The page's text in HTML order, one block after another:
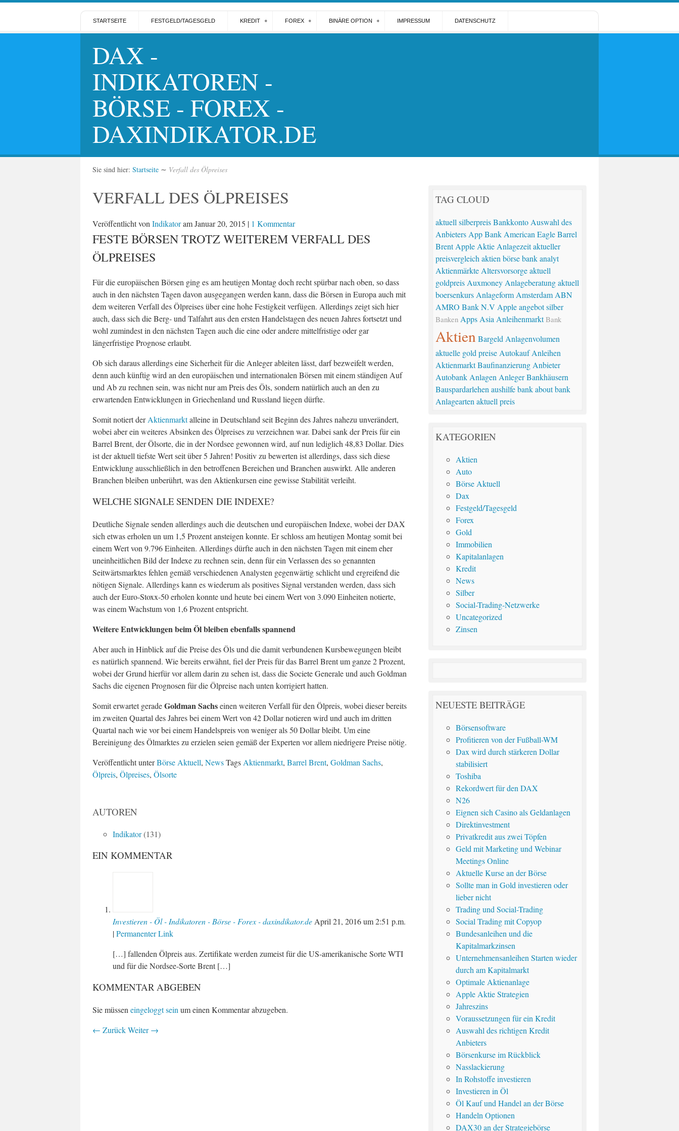
STARTSEITE FESTGELD/TAGESGELD KREDIT FOREX BINÄRE OPTION IMPRESSUM DATENSCHUTZ
DAX -
INDIKATOREN -
BÖRSE - FOREX -
DAXINDIKATOR.DE
Sie sind hier: Startseite ∼ Verfall des Ölpreises
VERFALL DES ÖLPREISES
Veröffentlicht von IndikatoramJanuar 20, 2015 | 1 Kommentar
FESTE BÖRSEN TROTZ WEITEREM VERFALL DES
ÖLPREISES
Für die europäischen Börsen ging es am heutigen Montag doch recht spürbar nach oben, so dass
auch in den nächsten Tagen davon ausgegangen werden kann, dass die Börsen in Europa auch mit
dem weiteren Verfall des Ölpreises über eine hohe Festigkeit verfügen. Allerdings zeigt sich hier
auch, dass sich die Berg- und Talfahrt aus den ersten Handelstagen des neuen Jahres fortsetzt und
wohl zumindest in den nächsten Tagen auch die eine oder andere mittelfristige oder gar
längerfristige Prognose erlaubt.
Ob sich daraus allerdings eine Sicherheit für die Anleger ableiten lässt, darf bezweifelt werden,
denn auch künftig wird an den europäischen und internationalen Börsen mit einem ständigen Auf
und Ab zu rechnen sein, was nicht nur am Preis des Öls, sondern natürlich auch an den zu
erwartenden Entwicklungen in Griechenland und Russland liegen dürfte.
Somit notiert derAktienmarktalleine in Deutschland seit Beginn des Jahres nahezu unverändert,
wobei aber ein weiteres Absinken des Ölpreises zu verzeichnen war. Dabei sank der Preis für ein
Barrel Brent, der Ölsorte, die in der Nordsee gewonnen wird, auf nun lediglich 48,83 Dollar. Dies
ist der aktuell tiefste Wert seit über 5 Jahren! Positiv zu bewerten ist allerdings, dass sich diese
Entwicklung ausschließlich in den betroffenen Bereichen und Branchen auswirkt. Alle anderen
Branchen bleiben unberührt, was den Aktienkursen eine gewisse Stabilität verleiht.
WELCHE SIGNALE SENDEN DIE INDEXE?
Deutliche Signale senden allerdings auch die deutschen und europäischen Indexe, wobei der DAX
sich etwas erholen un um 1,5 Prozent ansteigen konnte. Er schloss am heutigen Montag somit bei
einem Wert von 9.796 Einheiten. Allerdings dürfte auch in den nächsten Tagen mit einem eher
uneinheitlichen Bild der Indexe zu rechnen sein, denn für ein Verlassen des so genannten
Seitwärtsmarktes fehlen gemäß verschiedenen Analysten gegenwärtig schlicht und ergreifend die
nötigen Signale. Allerdings kann es wiederum als positives Signal verstanden werden, dass sich
auch der Euro-Stoxx-50 erholen konnte und heute bei einem Wert von 3.090 Einheiten notierte,
was einem Wachstum von 1,6 Prozent entspricht.
Weitere Entwicklungen beim Öl bleiben ebenfalls spannend
Aber auch in Hinblick auf die Preise des Öls und die damit verbundenen Kursbewegungen bleibt
es natürlich spannend. Wie bereits erwähnt, fiel der Preis für das Barrel Brent um ganze 2 Prozent,
wobei der Grund hierfür vor allem darin zu sehen ist, dass die Societe Generale und auch Goldman
Sachs die eigenen Prognosen für die Ölpreise nach unten korrigiert hatten.
Somit erwartet geradeGoldman Sachseinen weiteren Verfall für den Ölpreis, wobei dieser bereits
im zweiten Quartal des Jahres bei einem Wert von 42 Dollar notieren wird und auch im dritten
Quartal nach wie vor bei einem Handelspreis von weniger als 50 Dollar bleibt. Um eine
Bereinigung des Ölmarktes zu erzielen seien gemäß der Experten vor allem niedrigere Preise nötig.
Veröffentlicht unterBörse Aktuell, NewsTags Aktienmarkt, Barrel Brent, Goldman Sachs,
Ölpreis, Ölpreises, Ölsorte
AUTOREN
Indikator(131)
EIN KOMMENTAR
Investieren - Öl - Indikatoren - Börse - Forex - daxindikator.de April 21, 2016um2:51 p.m.
|Permanenter Link
[…] fallenden Ölpreis aus. Zertifikate werden zumeist für die US-amerikanische Sorte WTI
und für die Nordsee-Sorte Brent […]
KOMMENTAR ABGEBEN
Sie müssen eingeloggt sein um einen Kommentar abzugeben.
← ZurückWeiter→
TAG CLOUD
aktuell silberpreis Bankkonto Auswahl des
Anbieters App Bank American Eagle Barrel
Brent Apple Aktie Anlagezeitaktueller
preisvergleich aktien börse bank analyt
Aktienmärkte Altersvorsorge aktuell
goldpreis Auxmoney Anlageberatung aktuell
boersenkurs Anlageform Amsterdam ABN
AMRO Bank N.V Apple angebot silber
Banken Apps Asia Anleihenmarkt Bank
Aktien Bargeld Anlagenvolumen
aktuelle gold preise Autokauf Anleihen
AktienmarktBaufinanzierung Anbieter
Autobank Anlagen AnlegerBankhäusern
Bauspardarlehen aushilfe bank about bank
Anlagearten aktuell preis
KATEGORIEN
Aktien
Auto
Börse Aktuell
Dax
Festgeld/Tagesgeld
Forex
Gold
Immobilien
Kapitalanlagen
Kredit
News
Silber
Social-Trading-Netzwerke
Uncategorized
Zinsen
NEUESTE BEITRÄGE
Börsensoftware
Profitieren von der Fußball-WM
Dax wird durch stärkeren Dollar
stabilisiert
Toshiba
Rekordwert für den DAX
N26
Eignen sich Casino als Geldanlagen
Direktinvestment
Privatkredit aus zwei Töpfen
Geld mit Marketing und Webinar
Meetings Online
Aktuelle Kurse an der Börse
Sollte man in Gold investieren oder
lieber nicht
Trading und Social-Trading
Social Trading mit Copyop
Bundesanleihen und die
Kapitalmarkzinsen
Unternehmensanleihen Starten wieder
durch am Kapitalmarkt
Optimale Aktienanlage
Apple Aktie Strategien
Jahreszins
Voraussetzungen für ein Kredit
Auswahl des richtigen Kredit
Anbieters
Börsenkurse im Rückblick
Nasslackierung
In Rohstoffe investieren
Investieren in Öl
Öl Kauf und Handel an der Börse
Handeln Optionen
DAX30 an der Strategiebörse